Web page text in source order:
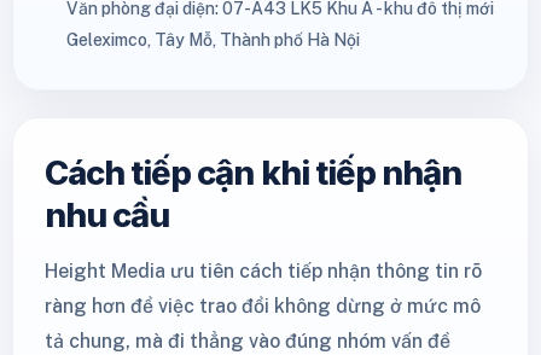
Văn phòng đại diện: 07-A43 LK5 Khu A - khu đô thị mới
Geleximco, Tây Mỗ, Thành phố Hà Nội
Cách tiếp cận khi tiếp nhận
nhu cầu
Height Media ưu tiên cách tiếp nhận thông tin rõ
ràng hơn để việc trao đổi không dừng ở mức mô
tả chung, mà đi thẳng vào đúng nhóm vấn đề